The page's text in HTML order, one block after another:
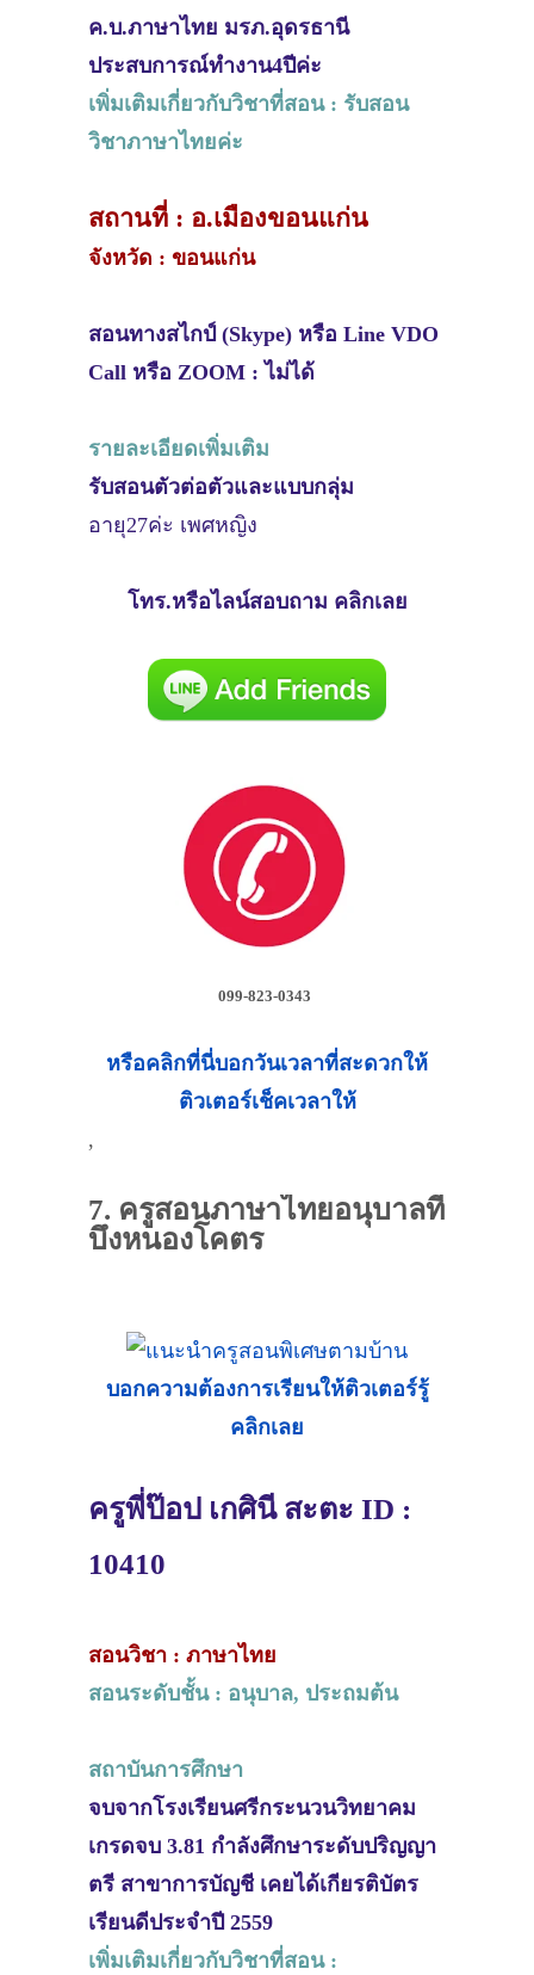
ค.บ.ภาษาไทย​ มรภ.อุดรธานี
ประสบการณ์ทำงาน4ปีค่ะ
เพิ่มเติมเกี่ยวกับวิชาที่สอน : รับสอน
วิชาภาษาไทยค่ะ
สถานที่ : อ.เมืองขอนแก่น
จังหวัด : ขอนแก่น
สอนทางสไกป์ (Skype) หรือ Line VDO
Call หรือ ZOOM : ไม่ได้
รายละเอียดเพิ่มเติม
รับสอนตัวต่อตัวและแบบกลุ่ม
อายุ27ค่ะ​ เพศหญิง
โทร.หรือไลน์สอบถาม คลิกเลย
099-823-0343
หรือคลิกที่นี่บอกวันเวลาที่สะดวกให้
ติวเตอร์เช็คเวลาให้
,
7. ครูสอนภาษาไทยอนุบาลที่
บึงหนองโคตร
บอกความต้องการเรียนให้ติวเตอร์รู้
คลิกเลย
ครูพี่ป๊อป เกศินี สะตะ ID :
10410
สอนวิชา : ภาษาไทย
สอนระดับชั้น : อนุบาล, ประถมต้น
สถาบันการศึกษา
จบจากโรงเรียนศรีกระนวนวิทยาคม
เกรดจบ 3.81 กำลังศึกษาระดับปริญญา
ตรี สาขาการบัญชี เคยได้เกียรติบัตร
เรียนดีประจำปี 2559
เพิ่มเติมเกี่ยวกับวิชาที่สอน :